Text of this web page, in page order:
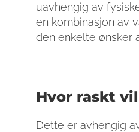
uavhengig av
en kombinasjon av
den enkelte ønsker
Hvor raskt
Dette er avhengig